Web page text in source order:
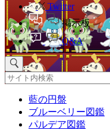
Twitter
掲示板
Q&A
藍の円盤
ブルーベリー図鑑
パルデア図鑑